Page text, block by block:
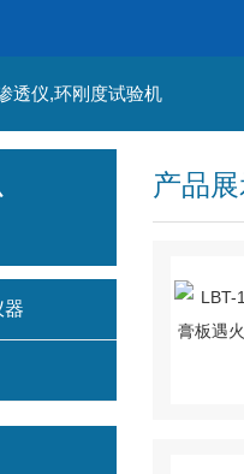
透仪,环刚度试验机
产品
器